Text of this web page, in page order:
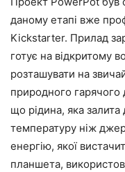
даному етапі вже
Kickstarter. Прилад
готує на відкритому
розташувати на
природного
що рідина, яка
температуру ніж
енергію, якої
планшета,